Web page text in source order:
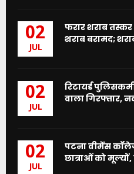
02
JUL
फरार शराब तस्कर
शराब बरामद;
02
JUL
रिटायर्ड
वाला गिरफ्तार,
02
JUL
पटना वीमेंस
छात्राओं को